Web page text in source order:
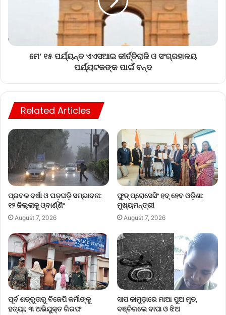
ମେ’ ୧୫ ପର୍ଯ୍ୟନ୍ତ ଏଏସଆଇ କୀର୍ତ୍ତିରାଜି ଓ ସଂଗ୍ରହାଳୟ
ପର୍ଯ୍ୟଟକଙ୍କ ପାଇଁ ବନ୍ଦ
Related Articles
ପ୍ରବଳ ବର୍ଷା ଓ ଘଡ଼ଘଡ଼ି ସମ୍ଭାବନା:
୧୨ ଜିଲ୍ଲାକୁ ଓ୍ବାର୍ଣ୍ଣିଂ
August 7, 2026
ଫୁଡ୍ ପ୍ରୋସେସିଂ ହବ୍ ହେବ ଓଡ଼ିଶା:
ମୁଖ୍ୟମନ୍ତ୍ରୀ
August 7, 2026
ପୂର୍ବ ଶତ୍ରୁତାରୁ ବିଜେପି କର୍ମୀଙ୍କୁ
ହତ୍ୟା; ୩ ଅଭିଯୁକ୍ତ ଗିରଫ
ସାପ କାମୁଡ଼ାରେ ମାଆ ପୁଅ ମୃତ,
ବଞ୍ଚିଗଲେ ବାପା ଓ ଝିଅ